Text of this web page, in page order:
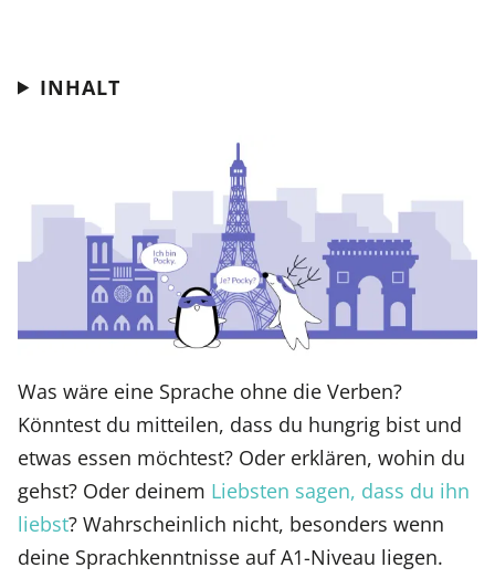
INHALT
Was wäre eine Sprache ohne die Verben?
Könntest du mitteilen, dass du hungrig bist und
etwas essen möchtest? Oder erklären, wohin du
gehst? Oder deinem Liebsten sagen, dass du ihn
liebst? Wahrscheinlich nicht, besonders wenn
deine Sprachkenntnisse auf A1-Niveau liegen.